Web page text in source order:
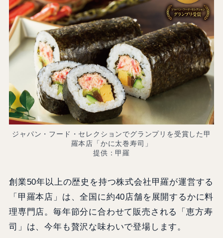
ジャパン・フード・セレクションでグランプリを受賞した甲
羅本店「かに太巻寿司」
提供：甲羅
創業50年以上の歴史を持つ株式会社甲羅が運営する
「甲羅本店」は、全国に約40店舗を展開するかに料
理専門店。毎年節分に合わせて販売される「恵方寿
司」は、今年も贅沢な味わいで登場します。